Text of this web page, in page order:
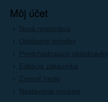
Môj účet
Nová registrácia
Oblúbené položky
Predchádzajúce objednávky
Editácia zákazníka
Zmeniť heslo
Nastavenie cookies